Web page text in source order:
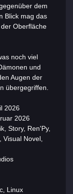
dem
Blick mag das
Oberfläche
noch viel
und
Augen der
übergegriffen.
2026
2026
Story, Ren'Py,
Novel,
Linux